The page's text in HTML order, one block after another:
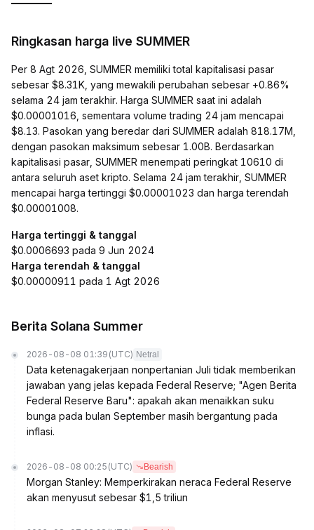
Ringkasan harga live SUMMER
Per 8 Agt 2026, SUMMER memiliki total kapitalisasi pasar
sebesar $8.31K, yang mewakili perubahan sebesar +0.86%
selama 24 jam terakhir. Harga SUMMER saat ini adalah
$0.00001016, sementara volume trading 24 jam mencapai
$8.13. Pasokan yang beredar dari SUMMER adalah 818.17M,
dengan pasokan maksimum sebesar 1.00B. Berdasarkan
kapitalisasi pasar, SUMMER menempati peringkat 10610 di
antara seluruh aset kripto. Selama 24 jam terakhir, SUMMER
mencapai harga tertinggi $0.00001023 dan harga terendah
$0.00001008.
Harga tertinggi & tanggal
$0.0006693 pada 9 Jun 2024
Harga terendah & tanggal
$0.00000911 pada 1 Agt 2026
Berita Solana Summer
2026-08-08 01:39 (UTC) Netral
Data ketenagakerjaan nonpertanian Juli tidak memberikan
jawaban yang jelas kepada Federal Reserve; "Agen Berita
Federal Reserve Baru": apakah akan menaikkan suku
bunga pada bulan September masih bergantung pada
inflasi.
2026-08-08 00:25 (UTC) Bearish
Morgan Stanley: Memperkirakan neraca Federal Reserve
akan menyusut sebesar $1,5 triliun